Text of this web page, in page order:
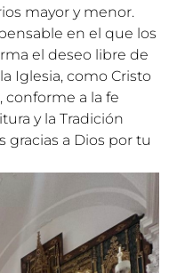
mayor y menor.
en el que los
el deseo libre de
Iglesia, como Cristo
conforme a la fe
y la Tradición
gracias a Dios por tu